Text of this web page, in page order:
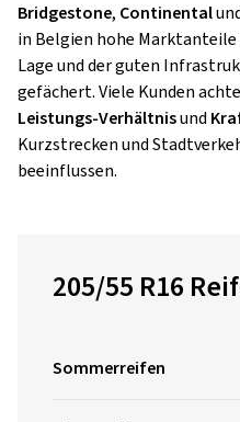
Bridgestone, Continental
in Belgien hohe
Lage und der guten
gefächert. Viele Kunden
Leistungs-Verhältnisund
Kurzstrecken und
beeinflussen.
205/55 R16
Sommerreifen